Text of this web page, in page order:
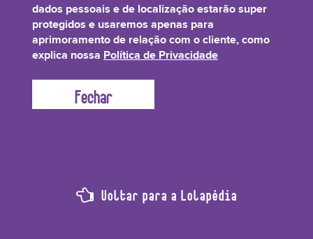
É uma misturinha do Extrato da Linhaça com conservantes naturais que
Voltar para a Lolapédia
dados pessoais e de localização estarão super
protegidos e usaremos apenas para
aprimoramento de relação com o cliente, como
explica nossa Política de Privacidade